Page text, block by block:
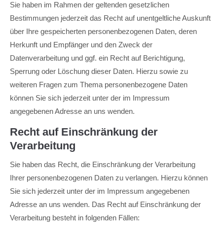
Sie haben im Rahmen der geltenden gesetzlichen
Bestimmungen jederzeit das Recht auf unentgeltliche Auskunft
über Ihre gespeicherten personenbezogenen Daten, deren
Herkunft und Empfänger und den Zweck der
Datenverarbeitung und ggf. ein Recht auf Berichtigung,
Sperrung oder Löschung dieser Daten. Hierzu sowie zu
weiteren Fragen zum Thema personenbezogene Daten
können Sie sich jederzeit unter der im Impressum
angegebenen Adresse an uns wenden.
Recht auf Einschränkung der
Verarbeitung
Sie haben das Recht, die Einschränkung der Verarbeitung
Ihrer personenbezogenen Daten zu verlangen. Hierzu können
Sie sich jederzeit unter der im Impressum angegebenen
Adresse an uns wenden. Das Recht auf Einschränkung der
Verarbeitung besteht in folgenden Fällen: